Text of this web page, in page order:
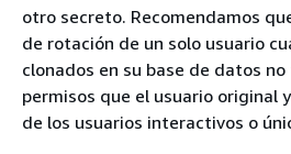
otro secreto. Recomendamos
de rotación de un solo usuario
clonados en su base de datos
permisos que el usuario original
de los usuarios interactivos o